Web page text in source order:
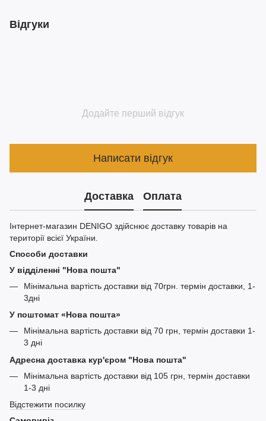
Відгуки
Додайте перший відгук
Написати відгук
Доставка Оплата
Інтернет-магазин DENIGO здійснює доставку товарів на
території всієї України.
Способи доставки
У відділенні "Нова пошта"
Мінімальна вартість доставки від 70грн. термін доставки, 1-
3дні
У поштомат «Нова пошта»
Мінімальна вартість доставки від 70 грн, термін доставки 1-
3 дні
Адресна доставка кур'єром "Нова пошта"
Мінімальна вартість доставки від 105 грн, термін доставки
1-3 дні
Відстежити посилку